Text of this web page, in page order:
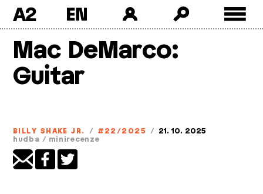
A2
Mac DeMarco:
Guitar
BILLY SHAKE JR. / #22/2025 / 21. 10. 2025
hudba / minirecenze